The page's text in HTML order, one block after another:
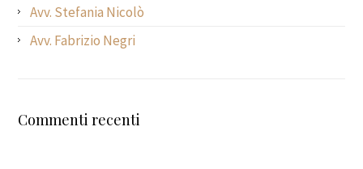
Avv. Stefania Nicolò
Avv. Fabrizio Negri
Commenti recenti